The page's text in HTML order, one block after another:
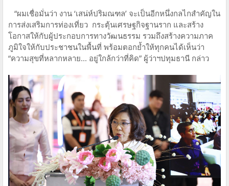
“ผมเชื่อมั่นว่า งาน ‘เสน่ห์ปริมณฑล’ จะเป็นอีกหนึ่งกลไกสำคัญใน
การส่งเสริมการท่องเที่ยว กระตุ้นเศรษฐกิจฐานราก และสร้าง
โอกาสให้กับผู้ประกอบการทางวัฒนธรรม รวมถึงสร้างความภาค
ภูมิใจให้กับประชาชนในพื้นที่ พร้อมตอกย้ำให้ทุกคนได้เห็นว่า
“ความสุขที่หลากหลาย... อยู่ใกล้กว่าที่คิด” ผู้ว่าฯปทุมธานี กล่าว